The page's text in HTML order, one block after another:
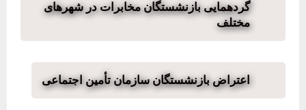
گردهمایی بازنشستگان مخابرات در شهرهای
مختلف
اعتراض بازنشستگان سازمان تأمین اجتماعی